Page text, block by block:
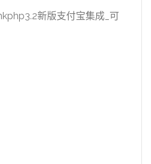
新版支付宝集成_可